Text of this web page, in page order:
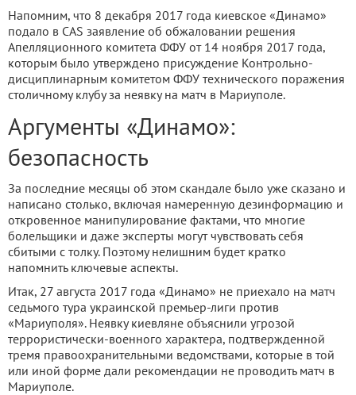
Напомним, что 8 декабря 2017 года киевское «Динамо»
подало в CAS заявление об обжаловании решения
Апелляционного комитета ФФУ от 14 ноября 2017 года,
которым было утверждено присуждение Контрольно-
дисциплинарным комитетом ФФУ технического поражения
столичному клубу за неявку на матч в Мариуполе.
Аргументы «Динамо»:
безопасность
За последние месяцы об этом скандале было уже сказано и
написано столько, включая намеренную дезинформацию и
откровенное манипулирование фактами, что многие
болельщики и даже эксперты могут чувствовать себя
сбитыми с толку. Поэтому нелишним будет кратко
напомнить ключевые аспекты.
Итак, 27 августа 2017 года «Динамо» не приехало на матч
седьмого тура украинской премьер-лиги против
«Мариуполя». Неявку киевляне объяснили угрозой
террористически-военного характера, подтвержденной
тремя правоохранительными ведомствами, которые в той
или иной форме дали рекомендации не проводить матч в
Мариуполе.